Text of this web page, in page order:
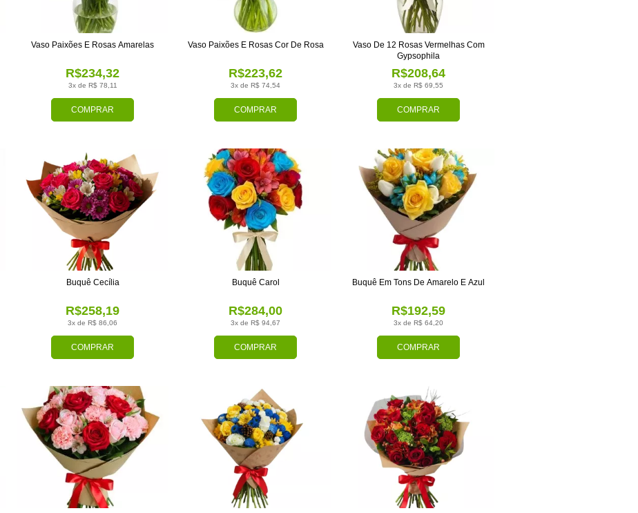
COMPRAR
3x de R$ 78,11
R$234,32
Vaso Paixões E Rosas Amarelas
COMPRAR
3x de R$ 74,54
R$223,62
Vaso Paixões E Rosas Cor De Rosa
COMPRAR
3x de R$ 69,55
R$208,64
Vaso De 12 Rosas Vermelhas Com
Gypsophila
COMPRAR
3x de R$ 86,06
R$258,19
Buquê Cecília
COMPRAR
3x de R$ 94,67
R$284,00
Buquê Carol
COMPRAR
3x de R$ 64,20
R$192,59
Buquê Em Tons De Amarelo E Azul